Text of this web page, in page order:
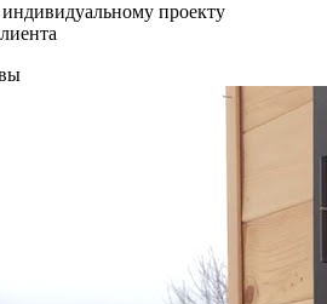
проекту